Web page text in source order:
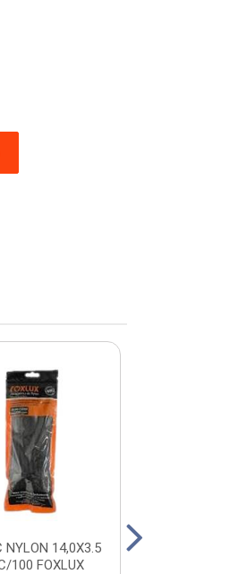
NYLON 14,0X3.5
100 FOXLUX